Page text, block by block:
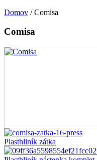
Domov / Comisa
Comisa
Plasthliník zátka